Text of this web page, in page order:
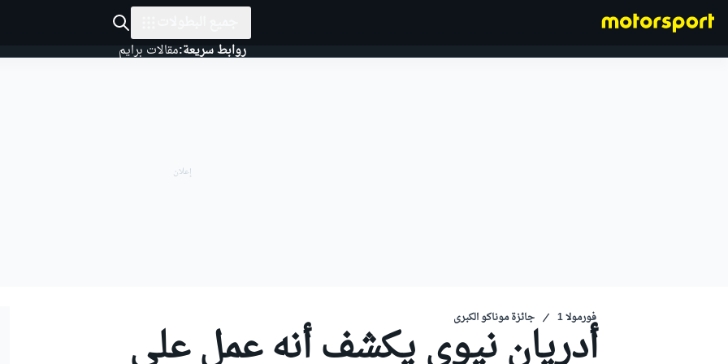
روابط سريعة:مقالات برايم
فورمولا 1 جائزة موناكو الكبرى
أدريان نيوي يكشف أنه عمل على